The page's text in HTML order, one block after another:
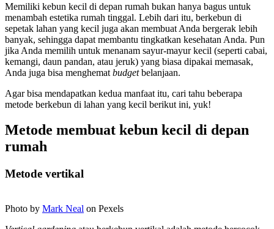
Memiliki kebun kecil di depan rumah bukan hanya bagus untuk
menambah estetika rumah tinggal. Lebih dari itu, berkebun di
sepetak lahan yang kecil juga akan membuat Anda bergerak lebih
banyak, sehingga dapat membantu tingkatkan kesehatan Anda. Pun
jika Anda memilih untuk menanam sayur-mayur kecil (seperti cabai,
kemangi, daun pandan, atau jeruk) yang biasa dipakai memasak,
Anda juga bisa menghemat budgetbelanjaan.
Agar bisa mendapatkan kedua manfaat itu, cari tahu beberapa
metode berkebun di lahan yang kecil berikut ini, yuk!
Metode membuat kebun kecil di depan
rumah
Metode vertikal
Photo by Mark Neal on Pexels